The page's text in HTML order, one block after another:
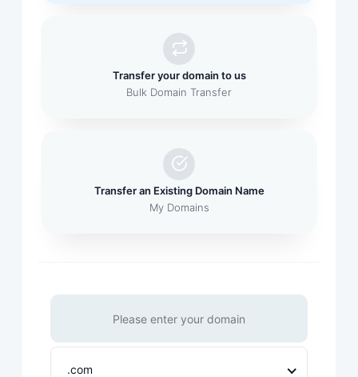
Transfer your domain to us
Bulk Domain Transfer
Transfer an Existing Domain Name
My Domains
.com